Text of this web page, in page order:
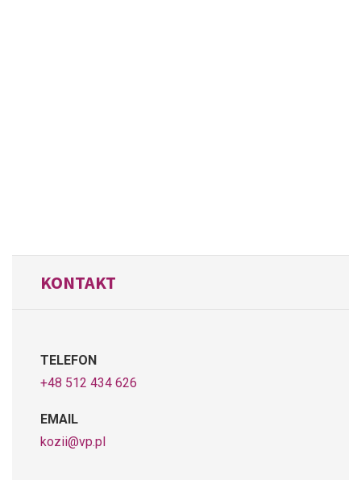
KONTAKT
TELEFON
+48 512 434 626
EMAIL
kozii@vp.pl